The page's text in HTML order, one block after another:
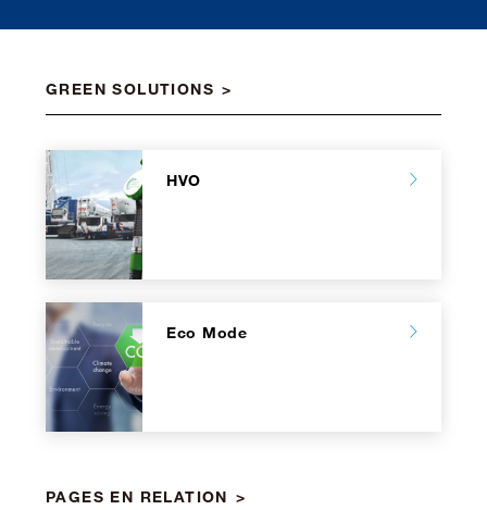
GREEN SOLUTIONS
HVO
Eco Mode
PAGES EN RELATION